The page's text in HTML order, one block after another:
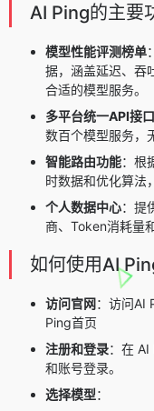
AI Ping的主要
模型性能评测榜单
据，涵盖延迟、吞
合适的模型服务。
多平台统一API接口
数百个模型服务，
智能路由功能：根
时数据和优化算法
个人数据中心：提
商、Token消耗量
如何使用AI
访问官网：访问AI
Ping首页
注册和登录：在 AI
和账号登录。
选择模型：